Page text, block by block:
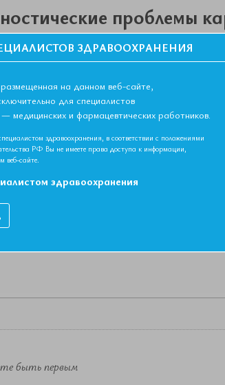
проблемы
Митьковская Наталья
ТОЛЬКО ЧЛЕНАМ
членом ЕАТ, пожалуйста,авторизируйтесь
Как вступить в Ассоциацию
быть первым
ЗДРАВООХРАНЕНИЯ
на данном веб-сайте,
для специалистов
медицинских и фармацевтических работников.
здравоохранения, в соответствии с положениями
РФ Вы не имеете права доступа к информации,
веб-сайте.
здравоохранения